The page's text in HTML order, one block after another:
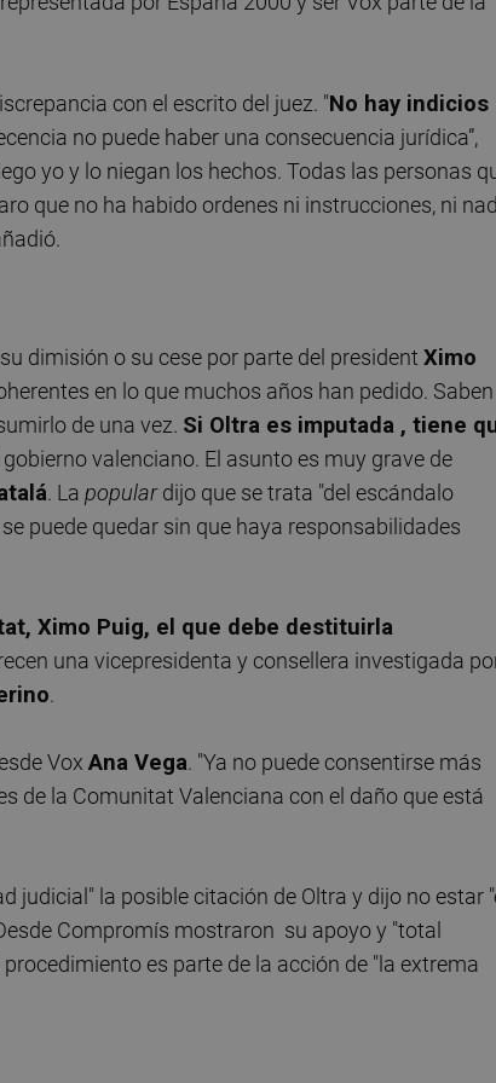
con el escrito del juez. "No hay indicios
no puede haber una consecuencia jurídica”,
yo y lo niegan los hechos. Todas las personas
que no ha habido ordenes ni instrucciones, ni
dimisión o su cese por parte del president Ximo
en lo que muchos años han pedido.
de una vez. Si Oltra es imputada , tiene
valenciano. El asunto es muy grave de
. La populardijo que se trata "del escándalo
puede quedar sin que haya responsabilidades
Ximo Puig, el que debe destituirla
una vicepresidenta y consellera investigada
.
Vox Ana Vega. "Ya no puede consentirse más
de la Comunitat Valenciana con el daño que está
judicial" la posible citación de Oltra y dijo no estar
Compromís mostraron su apoyo y "total
es parte de la acción de "la extrema